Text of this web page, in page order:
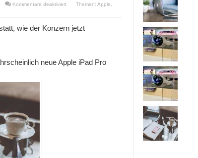
Kommentare deaktiviertfür
“Spring
Loaded”
Themen: Apple
wie der Konzern jetzt
neue Apple iPad Pro